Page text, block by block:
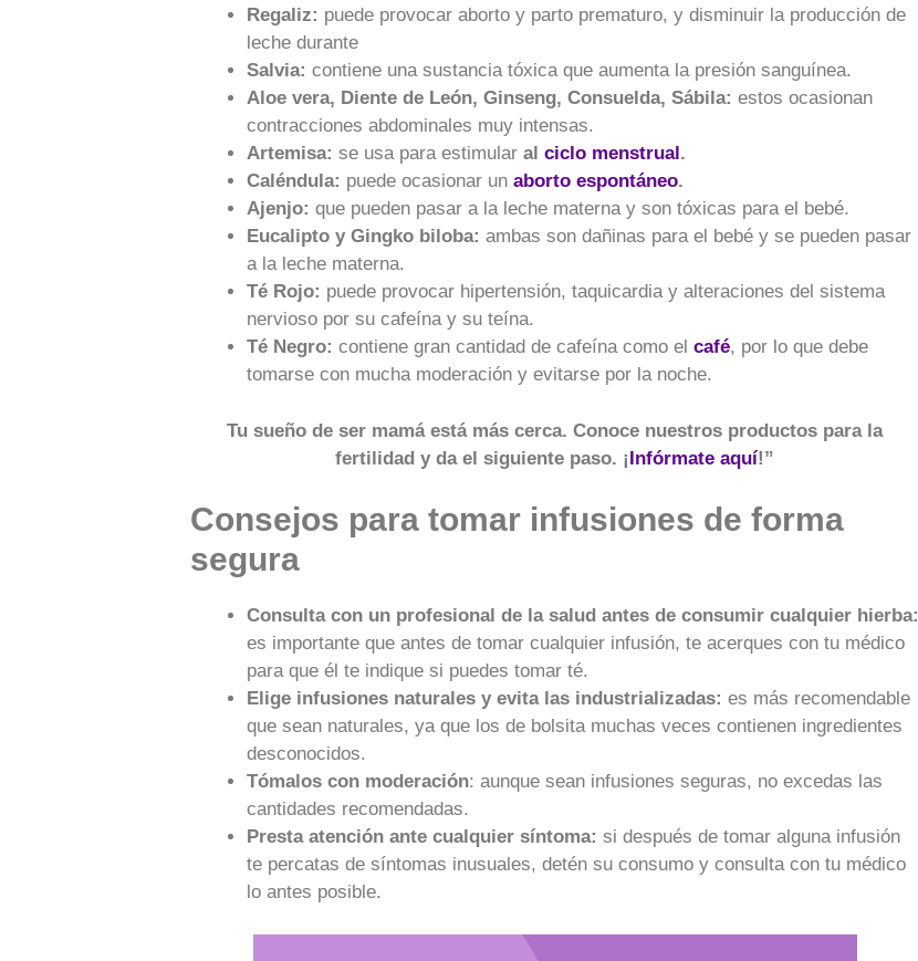
Regaliz: puede provocar aborto y parto prematuro, y disminuir la producción de
leche durante
Salvia: contiene una sustancia tóxica que aumenta la presión sanguínea.
Aloe vera, Diente de León, Ginseng, Consuelda, Sábila: estos ocasionan
contracciones abdominales muy intensas.
Artemisa: se usa para estimular al ciclo menstrual .
Caléndula: puede ocasionar un aborto espontáneo.
Ajenjo: que pueden pasar a la leche materna y son tóxicas para el bebé.
Eucalipto y Gingko biloba: ambas son dañinas para el bebé y se pueden pasar
a la leche materna.
Té Rojo: puede provocar hipertensión, taquicardia y alteraciones del sistema
nervioso por su cafeína y su teína.
Té Negro: contiene gran cantidad de cafeína como el café, por lo que debe
tomarse con mucha moderación y evitarse por la noche.
Tu sueño de ser mamá está más cerca. Conoce nuestros productos para la
fertilidad y da el siguiente paso. ¡Infórmate aquí!”
Consejos para tomar infusiones de forma
segura
Consulta con un profesional de la salud antes de consumir cualquier hierba:
es importante que antes de tomar cualquier infusión, te acerques con tu médico
para que él te indique si puedes tomar té.
Elige infusiones naturales y evita las industrializadas: es más recomendable
que sean naturales, ya que los de bolsita muchas veces contienen ingredientes
desconocidos.
Tómalos con moderación: aunque sean infusiones seguras, no excedas las
cantidades recomendadas.
Presta atención ante cualquier síntoma: si después de tomar alguna infusión
te percatas de síntomas inusuales, detén su consumo y consulta con tu médico
lo antes posible.